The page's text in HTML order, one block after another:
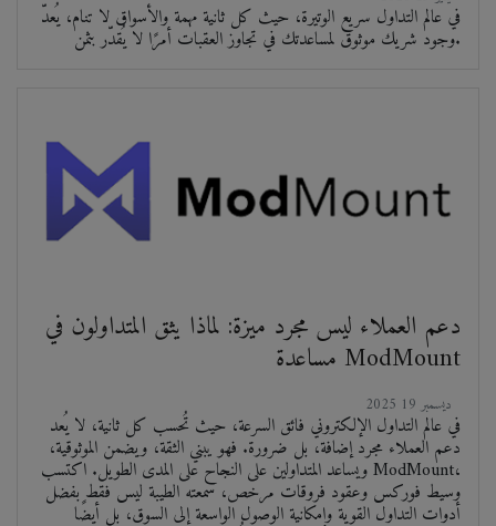
في عالم التداول سريع الوتيرة، حيث كل ثانية مهمة والأسواق لا تنام، يُعدّ
وجود شريك موثوق لمساعدتك في تجاوز العقبات أمرًا لا يُقدّر بثمن.
دعم العملاء ليس مجرد ميزة: لماذا يثق المتداولون في
مساعدة ModMount
في عالم التداول الإلكتروني فائق السرعة، حيث تُحسب كل ثانية، لا يُعد
دعم العملاء مجرد إضافة، بل ضرورة. فهو يبني الثقة، ويضمن الموثوقية،
ويساعد المتداولين على النجاح على المدى الطويل. اكتسب ModMount،
وسيط فوركس وعقود فروقات مرخص، سمعته الطيبة ليس فقط بفضل
أدوات التداول القوية وإمكانية الوصول الواسعة إلى السوق، بل أيضًا